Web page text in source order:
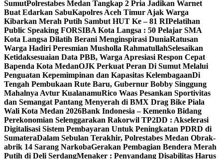
SumutPolrestabes Medan Tangkap 2 Pria Jadikan Warnet
Buat Edarkan SabuKapolres Aceh Timur Ajak Warga
Kibarkan Merah Putih Sambut HUT Ke – 81 RIPelatihan
Public Speaking FORSIBA Kota Langsa : 50 Pelajar SMA
Kota Langsa Dilatih Berani Menginspirasi DuniaRatusan
Warga Hadiri Peresmian Musholla RahmatullahSelesaikan
Ketidaksesuaian Data PBB, Warga Apresiasi Respon Cepat
Bapenda Kota MedanOJK Perkuat Peran Di Sumut Melalui
Penguatan Kepemimpinan dan Kapasitas KelembagaanDi
Tengah Pembukaan Rute Baru, Gubernur Bobby Singgung
Mahalnya Avtur KualanamuRico Waas Pesankan Sportivitas
dan Semangat Pantang Menyerah di BMX Drag Bike Piala
Wali Kota Medan 2026Bank Indonesia – Kemenko Bidang
Perekonomian Selenggarakan Rakorwil TP2DD : Akselerasi
Digitalisasi Sistem Pembayaran Untuk Peningkatan PDRD di
SumateraDalam Sebulan Terakhir, Polrestabes Medan Obrak-
abrik 14 Sarang NarkobaGerakan Pembagian Bendera Merah
Putih di Deli SerdangMenaker : Penyandang Disabilitas Harus